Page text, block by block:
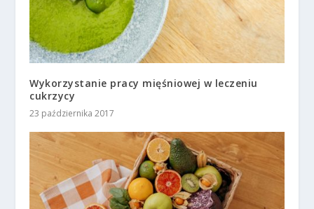
Wykorzystanie pracy mięśniowej w leczeniu
cukrzycy
23 października 2017